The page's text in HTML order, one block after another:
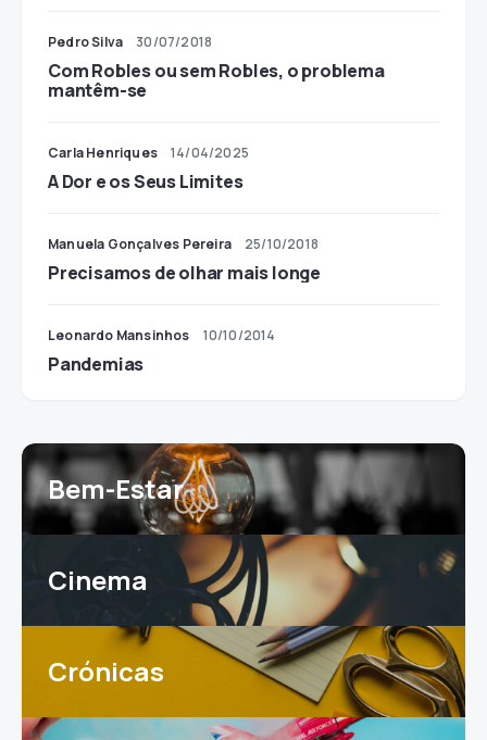
Pedro Silva 30/07/2018
Com Robles ou sem Robles, o problema
mantêm-se
Carla Henriques 14/04/2025
A Dor e os Seus Limites
Manuela Gonçalves Pereira 25/10/2018
Precisamos de olhar mais longe
Leonardo Mansinhos 10/10/2014
Pandemias
Bem-Estar
Cinema
Crónicas